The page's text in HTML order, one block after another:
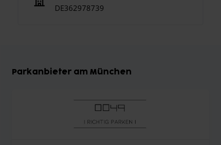
DE362978739
Parkanbieter am München